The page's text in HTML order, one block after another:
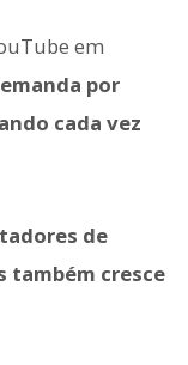
em
por
cada vez
de
também cresce